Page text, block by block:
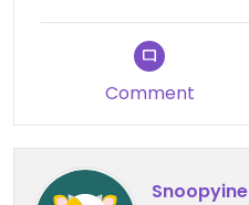
Comment
Snoopyine